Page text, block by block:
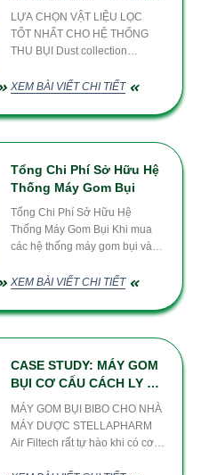
THỐNG GOM BỤI
DUSTCOLLECTOR
LỰA CHỌN VẬT LIỆU LỌC
TỐT NHẤT CHO HỆ THỐNG
THU BỤI Dust collection
một phần quan trọng trong bất
cần được thiết kế và tính toán
XEM BÀI VIẾT CHI TIẾT
Tổng Chi Phí Sở Hữu Hệ
Thống Máy Gom Bụi
Tổng Chi Phí Sở Hữu Hệ
Thống Máy Gom Bụi Khi mua
các hệ thống máy gom bụi và
phần nổi của tảng băng chìm.
năng lượng, vật tư tiêu hao và
XEM BÀI VIẾT CHI TIẾT
CASE STUDY: MÁY GOM
BỤI CƠ CẤU CÁCH LY AN
TOÀN BIBO CHO NHÀ
MÁY DƯỢC
STELLAPHARM
MÁY GOM BỤI BIBO CHO NHÀ
MÁY DƯỢC STELLAPHARM
Air Filtech rất tự hào khi có cơ